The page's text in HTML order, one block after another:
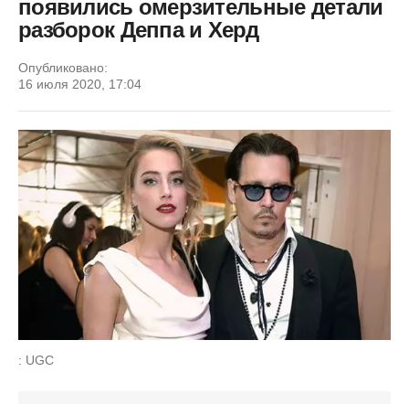
появились омерзительные детали
разборок Деппа и Херд
Опубликовано:
16 июля 2020, 17:04
: UGC